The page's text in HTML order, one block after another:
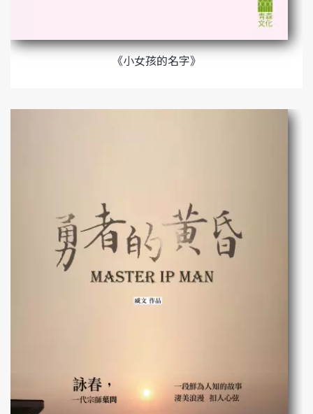
《小女孩的名字》